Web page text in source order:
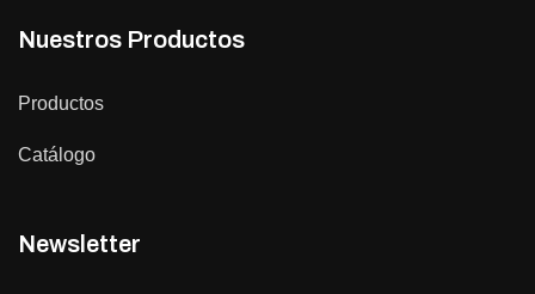
Nuestros Productos
Productos
Catálogo
Newsletter